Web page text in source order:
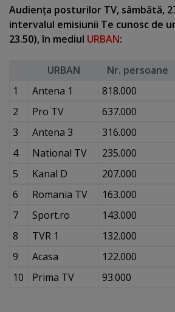
Audienţa posturilor TV, sâmbătă,
intervalul emisiunii Te cunosc de
23.50), în mediul URBAN:
URBAN Nr. persoane
1
Antena 1 818.000
2
Pro TV 637.000
3
Antena 3 316.000
4
National TV 235.000
5
Kanal D 207.000
6
Romania TV 163.000
7
Sport.ro 143.000
8
TVR 1 132.000
9
Acasa 122.000
10
Prima TV 93.000